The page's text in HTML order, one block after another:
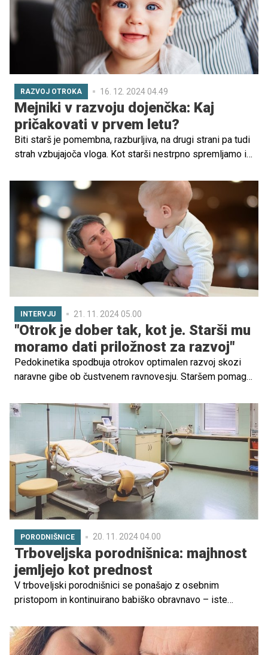
RAZVOJ OTROKA 16. 12. 2024 04.49
Mejniki v razvoju dojenčka: Kaj
pričakovati v prvem letu?
Biti starš je pomembna, razburljiva, na drugi strani pa tudi
strah vzbujajoča vloga. Kot starši nestrpno spremljamo in
posebej pomembno obdobje izjemne rasti in napredka pa
je prvo leto otrokovega življenja. Preverite, kaj vse lahko
takrat pričakujete.
INTERVJU 21. 11. 2024 05.00
"Otrok je dober tak, kot je. Starši mu
moramo dati priložnost za razvoj"
Pedokinetika spodbuja otrokov optimalen razvoj skozi
naravne gibe ob čustvenem ravnovesju. Staršem pomaga
ter otroku omogočiti samostojno napredovanje v
njegovem lastnem ritmu. Tako lahko brez nepotrebnih
skrbi in stresa zaživijo umirjeno in zadovoljno družinsko
življenje. Tadeja Bečaj Žnidaršič z metodami, kot so
pedokinetika, Feldenkrais, Jeremy Krauss Approach za
delo z otroki s posebnimi potrebami (JKA) in
nevrolingvistično programiranje (NLP), pomaga staršem,
da svojih strahov ne prenesejo na otroka in ustvarijo
mirno okolje za njegovo rast.
PORODNIŠNICE 20. 11. 2024 04.00
Trboveljska porodnišnica: majhnost
jemljejo kot prednost
V trboveljski porodnišnici se ponašajo z osebnim
pristopom in kontinuirano babiško obravnavo – iste
zanositve do poroda. Njihova posebnost je program za
shranjevanje popkovnične krvi in tkiv popkovnice.